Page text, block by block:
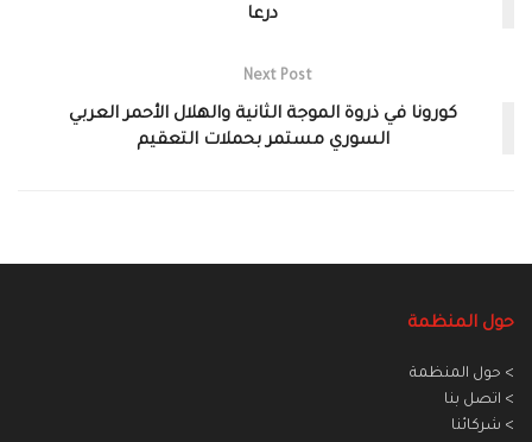
درعا
Next Post
كورونا في ذروة الموجة الثانية والهلال الأحمر العربي
السوري مستمر بحملات التعقيم
حول المنظمة
> حول المنظمة
> اتصل بنا
> شركائنا